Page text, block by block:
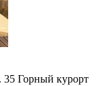
35 Горный курорт